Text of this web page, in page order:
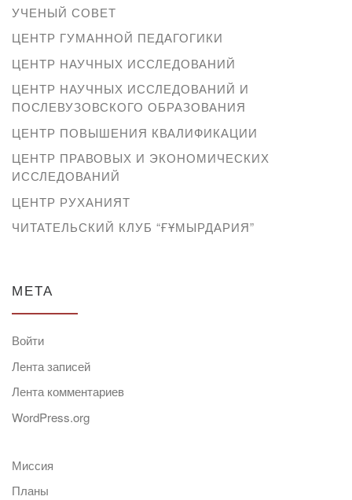
УЧЕНЫЙ СОВЕТ
ЦЕНТР ГУМАННОЙ ПЕДАГОГИКИ
ЦЕНТР НАУЧНЫХ ИССЛЕДОВАНИЙ
ЦЕНТР НАУЧНЫХ ИССЛЕДОВАНИЙ И
ПОСЛЕВУЗОВСКОГО ОБРАЗОВАНИЯ
ЦЕНТР ПОВЫШЕНИЯ КВАЛИФИКАЦИИ
ЦЕНТР ПРАВОВЫХ И ЭКОНОМИЧЕСКИХ
ИССЛЕДОВАНИЙ
ЦЕНТР РУХАНИЯТ
ЧИТАТЕЛЬСКИЙ КЛУБ “ҒҰМЫРДАРИЯ”
МЕТА
Войти
Лента записей
Лента комментариев
WordPress.org
Миссия
Планы